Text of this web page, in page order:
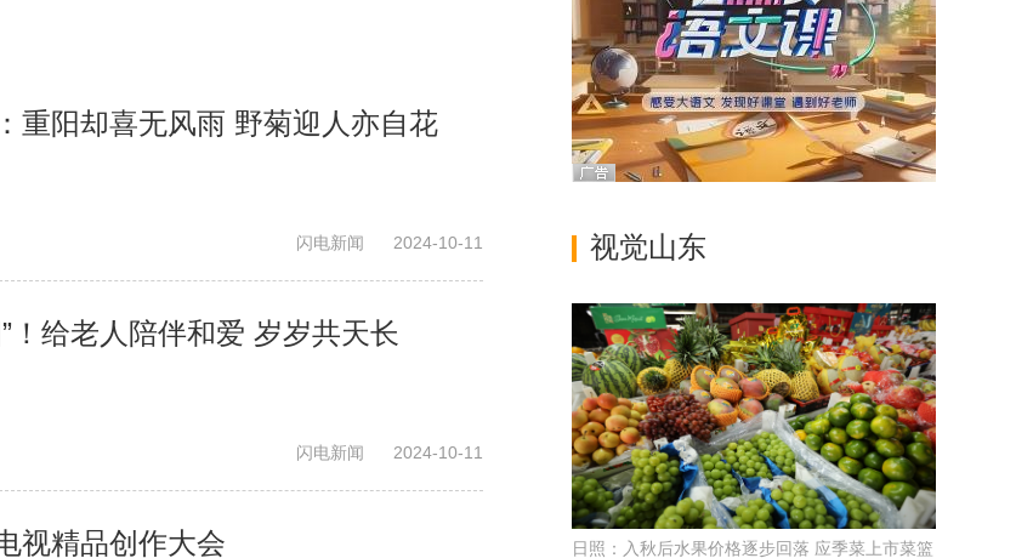
重阳却喜无风雨 野菊迎人亦自花
闪电新闻 2024-10-11
！给老人陪伴和爱 岁岁共天长
闪电新闻 2024-10-11
视精品创作大会
视觉山东
日照：入秋后水果价格逐步回落 应季菜上市菜篮